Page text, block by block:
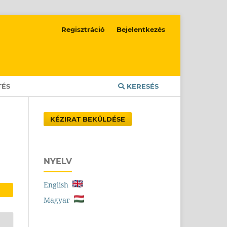
KERESÉS
Regisztráció Bejelentkezés
KÉZIRAT BEKÜLDÉSE
NYELV
English
Magyar